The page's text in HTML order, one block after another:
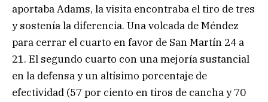
aportaba Adams, la visita encontraba el tiro de tres
y sostenía la diferencia. Una volcada de Méndez
para cerrar el cuarto en favor de San Martín 24 a
21. El segundo cuarto con una mejoría sustancial
en la defensa y un altísimo porcentaje de
efectividad (57 por ciento en tiros de cancha y 70